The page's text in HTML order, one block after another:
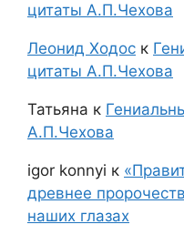
цитаты А.П.Чехова
Леонид Ходос к
цитаты А.П.Чехова
Татьяна к
А.П.Чехова
igor konnyi к
древнее
наших глазах